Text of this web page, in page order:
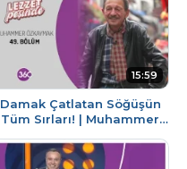
15:59
Damak Çatlatan Söğüşün
Tüm Sırları! | Muhammer